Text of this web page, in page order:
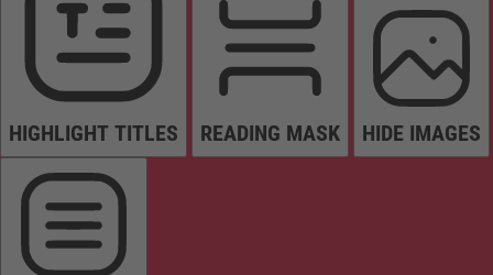
HIGHLIGHT TITLES READING MASK HIDE IMAGES